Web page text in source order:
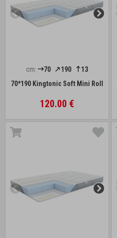
cm: 70 190
13
70*190 Kingtonic Soft Mini Roll
120.00 €